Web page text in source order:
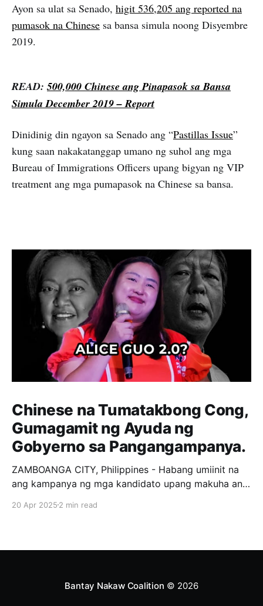
Ayon sa ulat sa Senado, higit 536,205 ang reported na
pumasok na Chinese sa bansa simula noong Disyembre
2019.
READ:500,000 Chinese ang Pinapasok sa Bansa
Simula December 2019 – Report
Dinidinig din ngayon sa Senado ang “Pastillas Issue”
kung saan nakakatanggap umano ng suhol ang mga
Bureau of Immigrations Officers upang bigyan ng VIP
treatment ang mga pumapasok na Chinese sa bansa.
Chinese na Tumatakbong Cong,
Gumagamit ng Ayuda ng
Gobyerno sa Pangangampanya.
ZAMBOANGA CITY, Philippines - Habang umiinit na
ang kampanya ng mga kandidato upang makuha ang
isang Distrito sa Zamboanga City. Si Kat Chua, isang
Zamboanga City. Ang strategy nya,
20 Apr 2025 2 min read
Bantay Nakaw Coalition © 2026